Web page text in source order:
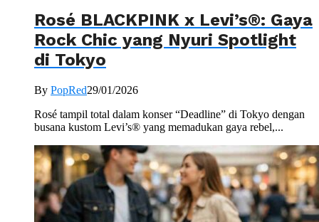
Rosé BLACKPINK x Levi’s®: Gaya
Rock Chic yang Nyuri Spotlight
di Tokyo
By PopRed29/01/2026
Rosé tampil total dalam konser “Deadline” di Tokyo dengan
busana kustom Levi’s® yang memadukan gaya rebel,...